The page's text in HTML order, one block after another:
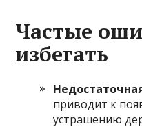
Частые
избегать
приводит к
устрашению